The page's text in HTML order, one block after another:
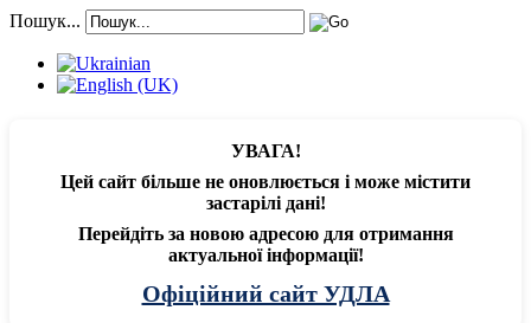
Пошук...
УВАГА!
Цей сайт більше не оновлюється і може містити
застарілі дані!
Перейдіть за новою адресою для отримання
актуальної інформації!
Офіційний сайт УДЛА